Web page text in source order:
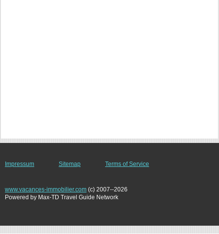
Impressum Sitemap Terms of Service
www.vacances-immobilier.com (c) 2007--2026
Powered by Max-TD Travel Guide Network